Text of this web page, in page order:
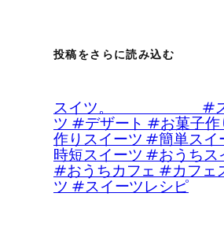
投稿をさらに読み込む
スイツ。 #ス
ツ #デザート #お菓子
作りスイーツ #簡単ス
時短スイーツ #おうちス
#おうちカフェ #カフェ
ツ #スイーツレシピ